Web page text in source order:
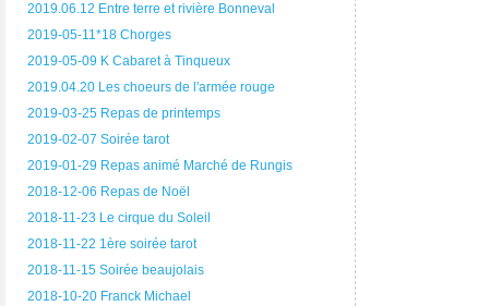
2019.06.12 Entre terre et rivière Bonneval
2019-05-11*18 Chorges
2019-05-09 K Cabaret à Tinqueux
2019.04.20 Les choeurs de l'armée rouge
2019-03-25 Repas de printemps
2019-02-07 Soirée tarot
2019-01-29 Repas animé Marché de Rungis
2018-12-06 Repas de Noël
2018-11-23 Le cirque du Soleil
2018-11-22 1ère soirée tarot
2018-11-15 Soirée beaujolais
2018-10-20 Franck Michael